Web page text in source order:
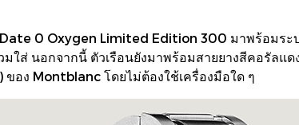
0 Oxygen Limited Edition 300 มาพร้อมร
ส่ นอกจากนี้ ตัวเรือนยังมาพร้อมสายยางสีคอรัลแด
อง Montblanc โดยไม่ต้องใช้เครื่องมือใด ๆ